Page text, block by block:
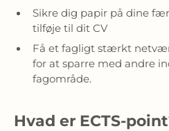
Sikre dig papir på dine
tilføje til dit CV
Få et fagligt stærkt
for at sparre med andre
fagområde.
Hvad er ECTS-